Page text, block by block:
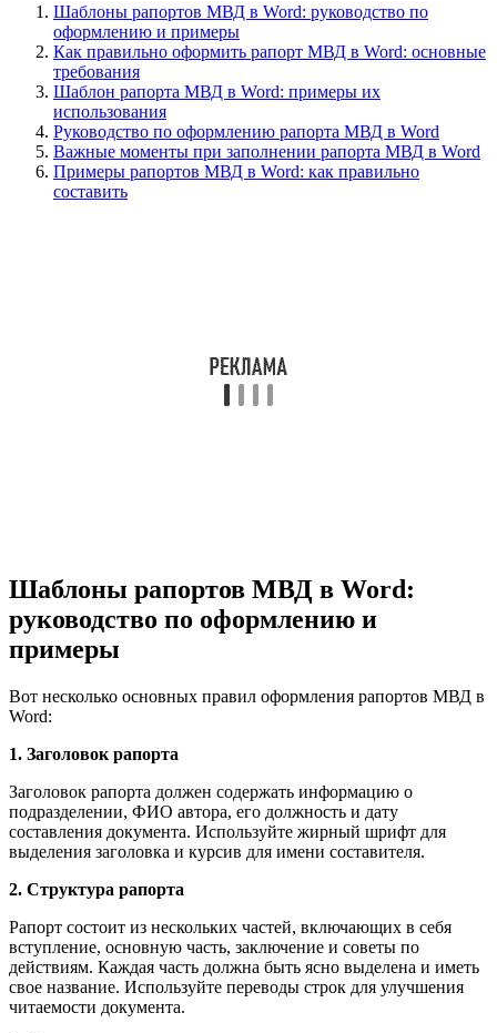
Шаблоны рапортов МВД в Word: руководство по
оформлению и примеры
Как правильно оформить рапорт МВД в Word: основные
требования
Шаблон рапорта МВД в Word: примеры их
использования
Руководство по оформлению рапорта МВД в Word
Важные моменты при заполнении рапорта МВД в Word
Примеры рапортов МВД в Word: как правильно
составить
Шаблоны рапортов МВД в Word:
руководство по оформлению и
примеры
Вот несколько основных правил оформления рапортов МВД в
Word:
1. Заголовок рапорта
Заголовок рапорта должен содержать информацию о
подразделении, ФИО автора, его должность и дату
составления документа. Используйте жирный шрифт для
выделения заголовка и курсив для имени составителя.
2. Структура рапорта
Рапорт состоит из нескольких частей, включающих в себя
вступление, основную часть, заключение и советы по
действиям. Каждая часть должна быть ясно выделена и иметь
свое название. Используйте переводы строк для улучшения
читаемости документа.